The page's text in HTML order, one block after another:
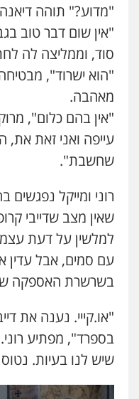
"מדוע?" תוהה
"אין שום דבר טוב
סוד, וממליצה לה
"הוא ישרוד",
מאהבה.
"אין בהם כלום",
עייפה ואני זאת
שחשבת".
רוני ומייקל
שאין מצב שדייבי
למלשין על דעת
עם סמים, אבל עדין
בשרשרת האספקה
"או.קייי. נענה את
בספרד", מפתיע
שיש לנו בעיות.